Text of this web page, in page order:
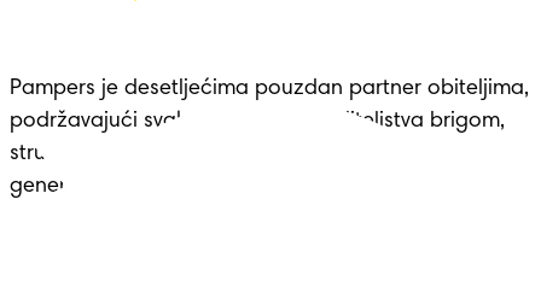
Pampers je desetljećima pouzdan partner obiteljima,
podržavajući svaku prekretnicu roditeljstva brigom,
stručnošću i udobnošću – nasljeđe koje seže
generacijama.